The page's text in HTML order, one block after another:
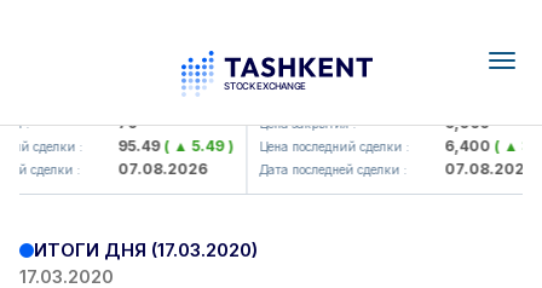
: 79
сделки : 95.49( ▲ 5.49 )
сделки : 07.08.2026
UZMK (<O'zmetkombinat> AJ)
Цена закрытия : 6,099
Цена последний сделки : 6,400( ▲
Дата последней сделки : 07.08.2026
ИТОГИ ДНЯ (17.03.2020)
17.03.2020